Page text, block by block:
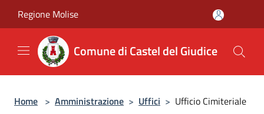
Regione Molise
Comune di Castel del Giudice
Home > Amministrazione > Uffici > Ufficio Cimiteriale